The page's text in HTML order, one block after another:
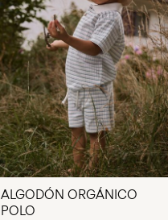
ALGODÓN ORGÁNICO
POLO